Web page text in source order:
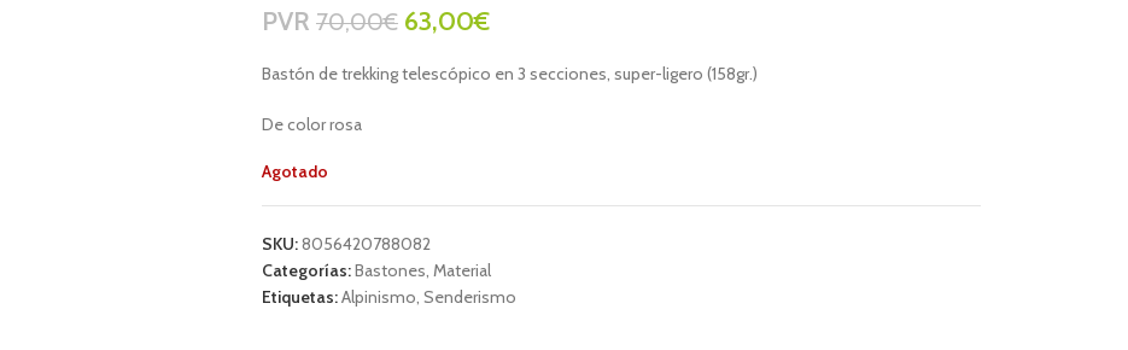
PVR 70,00€ 63,00€
Bastón de trekking telescópico en 3 secciones, super-ligero (158gr.)
De color rosa
Agotado
SKU:8056420788082
Categorías:Bastones Material
Etiquetas:Alpinismo Senderismo